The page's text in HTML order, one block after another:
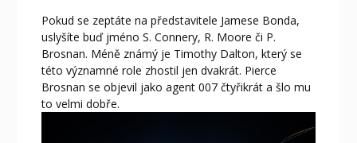
Pokud se zeptáte na představitele Jamese Bonda,
uslyšíte buď jméno S. Connery, R. Moore či P.
Brosnan. Méně známý je Timothy Dalton, který se
této významné role zhostil jen dvakrát. Pierce
Brosnan se objevil jako agent 007čtyřikrát a šlo mu
to velmi dobře.